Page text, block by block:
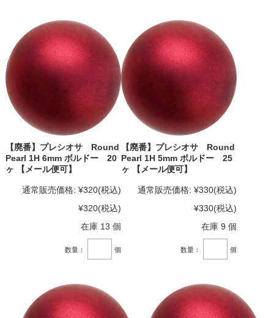
【廃番】プレシオサ Round
Pearl 1H 6mm ボルドー 20
ヶ 【メール便可】
通常販売価格: ¥320(税込)
¥320(税込)
在庫 13 個
数量： 個
【廃番】プレシオサ Round
Pearl 1H 5mm ボルドー 25
ヶ 【メール便可】
通常販売価格: ¥330(税込)
¥330(税込)
在庫 9 個
数量： 個